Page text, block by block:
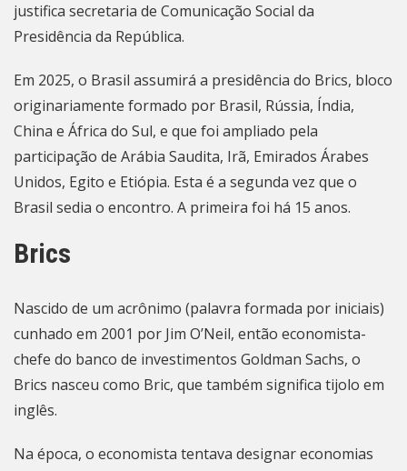
justifica secretaria de Comunicação Social da
Presidência da República.
Em 2025, o Brasil assumirá a presidência do Brics, bloco
originariamente formado por Brasil, Rússia, Índia,
China e África do Sul, e que foi ampliado pela
participação de Arábia Saudita, Irã, Emirados Árabes
Unidos, Egito e Etiópia. Esta é a segunda vez que o
Brasil sedia o encontro. A primeira foi há 15 anos.
Brics
Nascido de um acrônimo (palavra formada por iniciais)
cunhado em 2001 por Jim O’Neil, então economista-
chefe do banco de investimentos Goldman Sachs, o
Brics nasceu como Bric, que também significa tijolo em
inglês.
Na época, o economista tentava designar economias